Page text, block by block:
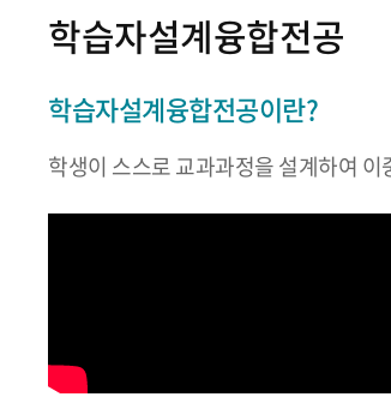
학습자설계융합전공
학습자설계융합전공이란?
학생이 스스로 교과과정을 설계하여